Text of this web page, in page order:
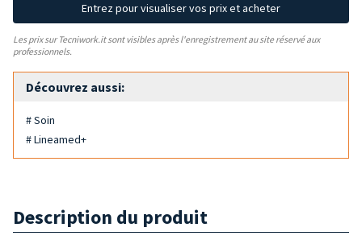
Entrez pour visualiser vos prix et acheter
Les prix sur Tecniwork.it sont visibles après l'enregistrement au site réservé aux
professionnels.
Découvrez aussi:
# Soin
# Lineamed+
Description du produit